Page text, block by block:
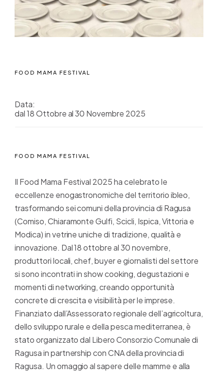
FOOD MAMA FESTIVAL
Data:
dal 18 Ottobre al 30 Novembre 2025
FOOD MAMA FESTIVAL
Il Food Mama Festival 2025 ha celebrato le
eccellenze enogastronomiche del territorio ibleo,
trasformando sei comuni della provincia di Ragusa
(Comiso, Chiaramonte Gulfi, Scicli, Ispica, Vittoria e
Modica) in vetrine uniche di tradizione, qualità e
innovazione. Dal 18 ottobre al 30 novembre,
produttori locali, chef, buyer e giornalisti del settore
si sono incontrati in show cooking, degustazioni e
momenti di networking, creando opportunità
concrete di crescita e visibilità per le imprese.
Finanziato dall’Assessorato regionale dell’agricoltura,
dello sviluppo rurale e della pesca mediterranea, è
stato organizzato dal Libero Consorzio Comunale di
Ragusa in partnership con CNA della provincia di
Ragusa. Un omaggio al sapere delle mamme e alla